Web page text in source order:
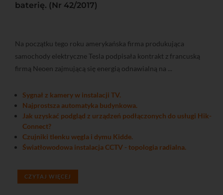
baterię. (Nr 42/2017)
Na początku tego roku amerykańska firma produkująca
samochody elektryczne Tesla podpisała kontrakt z francuską
firmą Neoen zajmującą się energią odnawialną na ...
Sygnał z kamery w instalacji TV.
Najprostsza automatyka budynkowa.
Jak uzyskać podgląd z urządzeń podłączonych do usługi Hik-
Connect?
Czujniki tlenku węgla i dymu Kidde.
Światłowodowa instalacja CCTV - topologia radialna.
CZYTAJ WIĘCEJ